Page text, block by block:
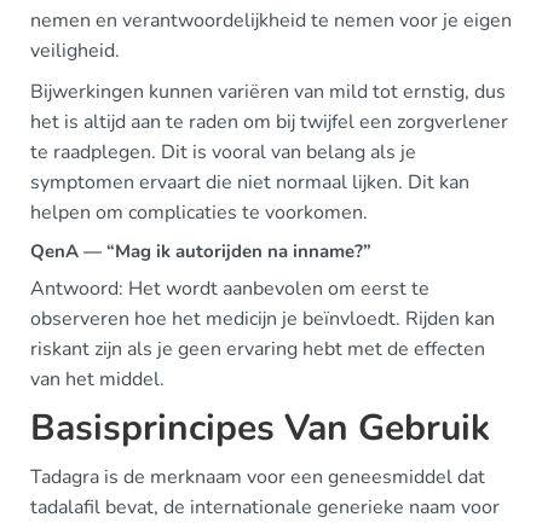
nemen en verantwoordelijkheid te nemen voor je eigen
veiligheid.
Bijwerkingen kunnen variëren van mild tot ernstig, dus
het is altijd aan te raden om bij twijfel een zorgverlener
te raadplegen. Dit is vooral van belang als je
symptomen ervaart die niet normaal lijken. Dit kan
helpen om complicaties te voorkomen.
QenA — “Mag ik autorijden na inname?”
Antwoord: Het wordt aanbevolen om eerst te
observeren hoe het medicijn je beïnvloedt. Rijden kan
riskant zijn als je geen ervaring hebt met de effecten
van het middel.
Basisprincipes Van Gebruik
Tadagra is de merknaam voor een geneesmiddel dat
tadalafil bevat, de internationale generieke naam voor